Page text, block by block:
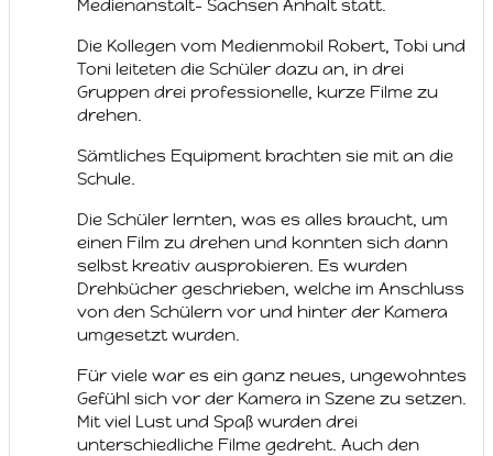
Medienanstalt- Sachsen Anhalt statt.
Die Kollegen vom Medienmobil Robert, Tobi und
Toni leiteten die Schüler dazu an, in drei
Gruppen drei professionelle, kurze Filme zu
drehen.
Sämtliches Equipment brachten sie mit an die
Schule.
Die Schüler lernten, was es alles braucht, um
einen Film zu drehen und konnten sich dann
selbst kreativ ausprobieren. Es wurden
Drehbücher geschrieben, welche im Anschluss
von den Schülern vor und hinter der Kamera
umgesetzt wurden.
Für viele war es ein ganz neues, ungewohntes
Gefühl sich vor der Kamera in Szene zu setzen.
Mit viel Lust und Spaß wurden drei
unterschiedliche Filme gedreht. Auch den